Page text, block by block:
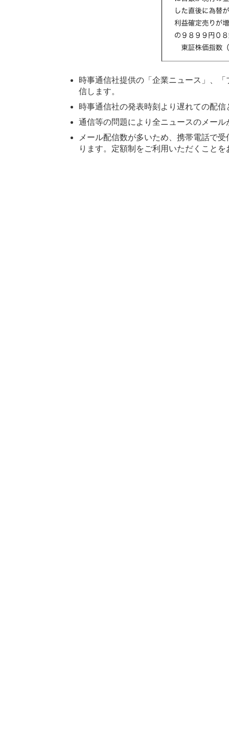
時事通信社提供の「企業ニュース」、
信します。
時事通信社の発表時刻より遅れての配信
通信等の問題により全ニュースのメー
メール配信数が多いため、携帯電話で
ります。定額制をご利用いただくこと